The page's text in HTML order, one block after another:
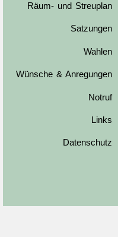
Räum- und Streuplan
Satzungen
Wahlen
Wünsche & Anregungen
Notruf
Links
Datenschutz